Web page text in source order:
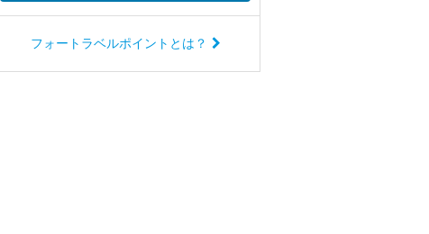
フォートラベルポイントとは？